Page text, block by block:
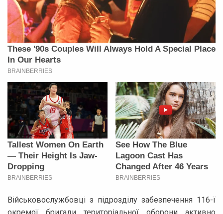
Військовослужбовці з підрозділу забезпечення 116-ї